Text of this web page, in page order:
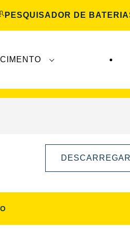
PESQUISADOR DE